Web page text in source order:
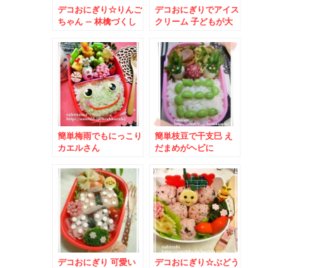
デコおにぎり☆りんご
ちゃん – 林檎づくし
デコおにぎりでアイス
クリーム 子どもが大
簡単梅雨でもにっこり
カエルさん
簡単枝豆で干支巳 え
だまめがヘビに
デコおにぎり 可愛い
デコおにぎり☆ぶどう